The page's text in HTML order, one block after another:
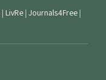
| LivRe | Journals4Free |